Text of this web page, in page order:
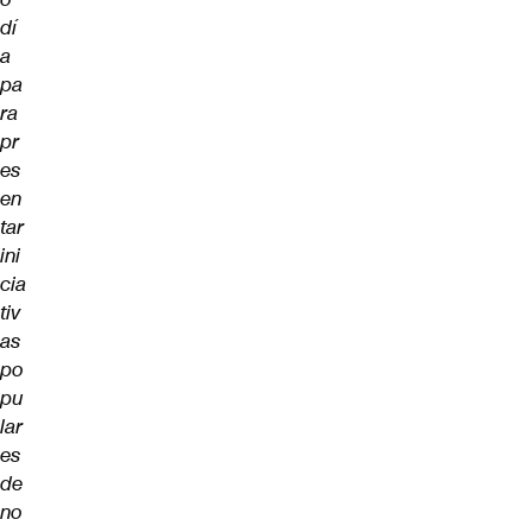
dí
a
pa
ra
pr
es
en
tar
ini
cia
tiv
as
po
pu
lar
es
de
no